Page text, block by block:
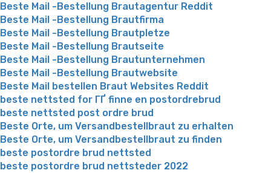
Beste Mail -Bestellung Brautagentur Reddit
Beste Mail -Bestellung Brautfirma
Beste Mail -Bestellung Brautpletze
Beste Mail -Bestellung Brautseite
Beste Mail -Bestellung Brautunternehmen
Beste Mail -Bestellung Brautwebsite
Beste Mail bestellen Braut Websites Reddit
beste nettsted for ГҐ finne en postordrebrud
beste nettsted post ordre brud
Beste Orte, um Versandbestellbraut zu erhalten
Beste Orte, um Versandbestellbraut zu finden
beste postordre brud nettsted
beste postordre brud nettsteder 2022